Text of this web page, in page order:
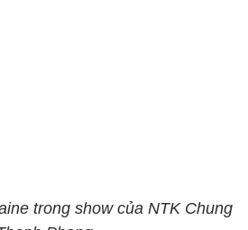
trong show của NTK Chung